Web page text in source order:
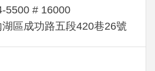
5500 # 16000
區成功路五段420巷26號